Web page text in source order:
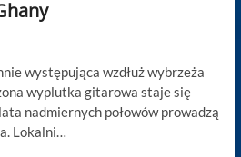
występująca wzdłuż wybrzeża
wyplutka gitarowa staje się
nadmiernych połowów prowadzą
Lokalni…